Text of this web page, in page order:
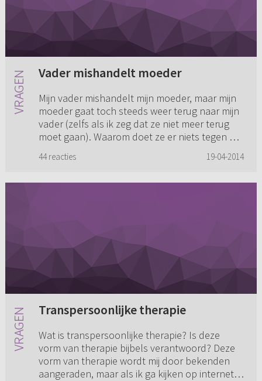
Vader mishandelt moeder
Mijn vader mishandelt mijn moeder, maar mijn
moeder gaat toch steeds weer terug naar mijn
vader (zelfs als ik zeg dat ze niet meer terug
moet gaan). Waarom doet ze er niets tegen en
44 reacties 19-04-2014
Transpersoonlijke therapie
Wat is transpersoonlijke therapie? Is deze
vorm van therapie bijbels verantwoord? Deze
vorm van therapie wordt mij door bekenden
aangeraden, maar als ik ga kijken op internet